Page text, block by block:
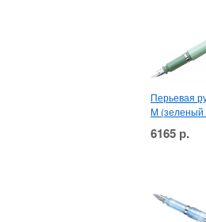
Перьевая
M (зеленый
6165 р.